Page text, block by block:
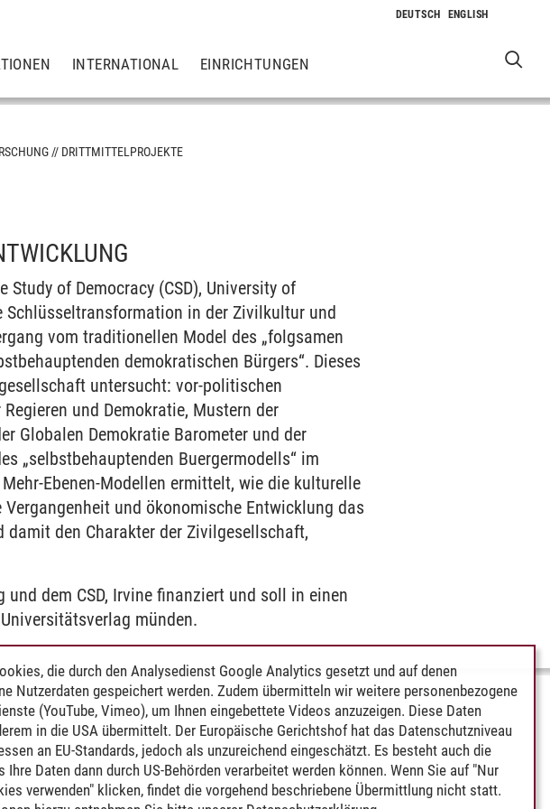
INTERNATIONAL EINRICHTUNGEN
DRITTMITTELPROJEKTE
Study of Democracy (CSD), University of
Schlüsseltransformation in der Zivilkultur und
vom traditionellen Model des „folgsamen
demokratischen Bürgers“. Dieses
untersucht: vor-politischen
und Demokratie, Mustern der
Globalen Demokratie Barometer und der
„selbstbehauptenden Buergermodells“ im
Ebenen-Modellen ermittelt, wie die kulturelle
und ökonomische Entwicklung das
damit den Charakter der Zivilgesellschaft,
dem CSD, Irvine finanziert und soll in einen
münden.
die durch den Analysedienst Google Analytics gesetzt und auf denen
Nutzerdaten gespeichert werden. Zudem übermitteln wir weitere personenbezogene
(YouTube, Vimeo), um Ihnen eingebettete Videos anzuzeigen. Diese Daten
in die USA übermittelt. Der Europäische Gerichtshof hat das Datenschutzniveau
an EU-Standards, jedoch als unzureichend eingeschätzt. Es besteht auch die
Daten dann durch US-Behörden verarbeitet werden können. Wenn Sie auf "Nur
verwenden" klicken, findet die vorgehend beschriebene Übermittlung nicht statt.